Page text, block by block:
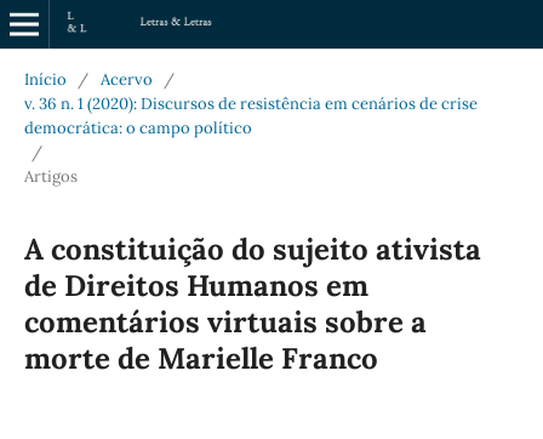
Início / Acervo
/
v. 36 n. 1 (2020): Discursos de resistência em cenários de crise
democrática: o campo político
/
Artigos
A constituição do sujeito ativista
de Direitos Humanos em
comentários virtuais sobre a
morte de Marielle Franco